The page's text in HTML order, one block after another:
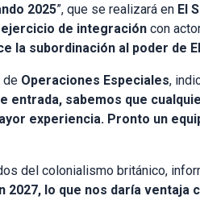
2025”, que se realizará enEl
de integración con
la subordinación al poder de
de Operaciones Especiales,
entrada, sabemos que
experiencia. Pronto un
del colonialismo británico,
lo que nos daría ventaja